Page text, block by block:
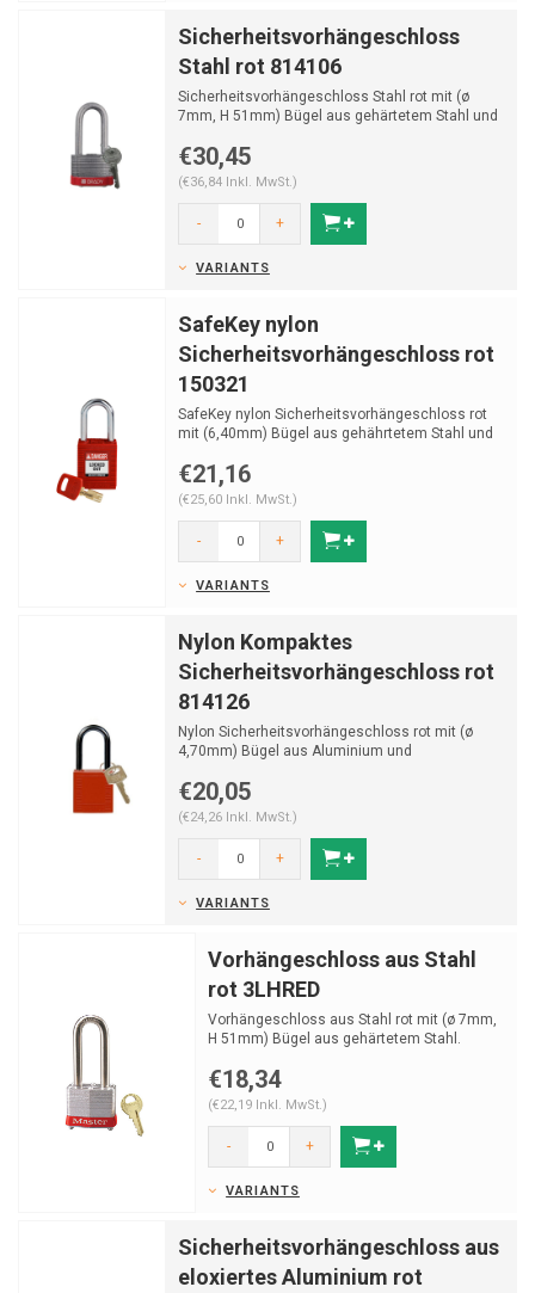
Sicherheitsvorhängeschloss
Stahl rot 814106
Sicherheitsvorhängeschloss Stahl rot mit (ø
7mm, H 51mm) Bügel aus gehärtetem Stahl und
€30,45
(€36,84 Inkl. MwSt.)
- +
VARIANTS
SafeKey nylon
Sicherheitsvorhängeschloss rot
150321
SafeKey nylon Sicherheitsvorhängeschloss rot
mit (6,40mm) Bügel aus gehährtetem Stahl und
€21,16
(€25,60 Inkl. MwSt.)
- +
VARIANTS
Nylon Kompaktes
Sicherheitsvorhängeschloss rot
814126
Nylon Sicherheitsvorhängeschloss rot mit (ø
4,70mm) Bügel aus Aluminium und
€20,05
(€24,26 Inkl. MwSt.)
- +
VARIANTS
Vorhängeschloss aus Stahl
rot 3LHRED
Vorhängeschloss aus Stahl rot mit (ø 7mm,
H 51mm) Bügel aus gehärtetem Stahl.
€18,34
(€22,19 Inkl. MwSt.)
- +
VARIANTS
Sicherheitsvorhängeschloss aus
eloxiertes Aluminium rot